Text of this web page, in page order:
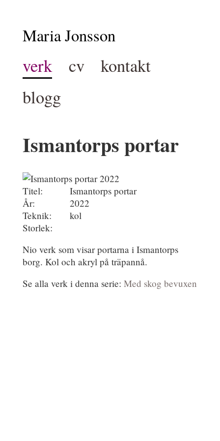
Maria Jonsson
verk cv
kontakt
blogg
Ismantorps portar
Titel:
Ismantorps portar
År:
2022
Teknik:
kol
Storlek:
Nio verk som visar portarna i Ismantorps
borg. Kol och akryl på träpannå.
Se alla verk i denna serie:Med skog bevuxen